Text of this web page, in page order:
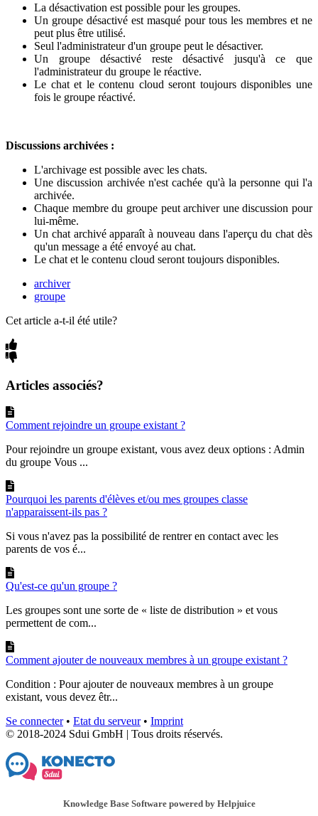
La désactivation est possible pour les groupes.
Un groupe désactivé est masqué pour tous les membres et ne
peut plus être utilisé.
Seul l'administrateur d'un groupe peut le désactiver.
Un groupe désactivé reste désactivé jusqu'à ce que
l'administrateur du groupe le réactive.
Le chat et le contenu cloud seront toujours disponibles une
fois le groupe réactivé.
Discussions archivées :
L'archivage est possible avec les chats.
Une discussion archivée n'est cachée qu'à la personne qui l'a
archivée.
Chaque membre du groupe peut archiver une discussion pour
lui-même.
Un chat archivé apparaît à nouveau dans l'aperçu du chat dès
qu'un message a été envoyé au chat.
Le chat et le contenu cloud seront toujours disponibles.
archiver
groupe
Cet article a-t-il été utile?
Articles associés?
Comment rejoindre un groupe existant ?
Pour rejoindre un groupe existant, vous avez deux options : Admin
du groupe Vous ...
Pourquoi les parents d'élèves et/ou mes groupes classe
n'apparaissent-ils pas ?
Si vous n'avez pas la possibilité de rentrer en contact avec les
parents de vos é...
Qu'est-ce qu'un groupe ?
Les groupes sont une sorte de « liste de distribution » et vous
permettent de com...
Comment ajouter de nouveaux membres à un groupe existant ?
Condition : Pour ajouter de nouveaux membres à un groupe
existant, vous devez êtr...
Se connecter• Etat du serveur• Imprint
© 2018-2024 Sdui GmbH | Tous droits réservés.
Knowledge Base Software powered by Helpjuice